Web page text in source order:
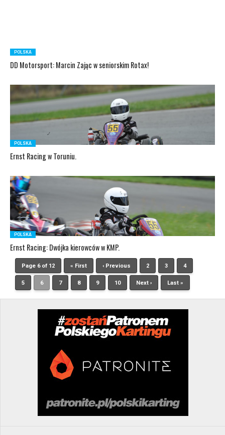
POLSKA
DD Motorsport: Marcin Zając w seniorskim Rotax!
POLSKA
Ernst Racing w Toruniu.
POLSKA
Ernst Racing: Dwójka kierowców w KMP.
Page 6 of 12 « First ‹ Previous 2 3 4
5 6 7 8 9 10 Next › Last »